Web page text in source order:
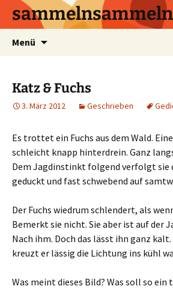
sammelnsammeln
Menü
Katz & Fuchs
3. März 2012 Geschrieben
Es trottet ein Fuchs aus dem Wald.
schleicht knapp hinterdrein. Ganz
Dem Jagdinstinkt folgend verfolgt sie
geduckt und fast schwebend auf
Der Fuchs wiedrum schlendert, als
Bemerkt sie nicht. Sie aber ist auf der
Nach ihm. Doch das lässt ihn ganz
kreuzt er lässig die Lichtung ins kühl
Was meint dieses Bild? Was soll so ein